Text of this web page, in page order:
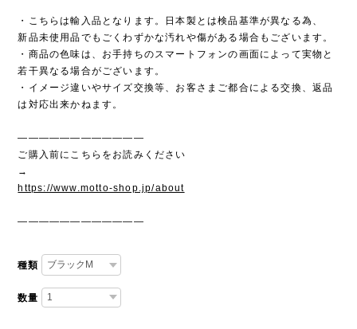
・こちらは輸入品となります。日本製とは検品基準が異なる為、
新品未使用品でもごくわずかな汚れや傷がある場合もございます。
・商品の色味は、お手持ちのスマートフォンの画面によって実物と
若干異なる場合がございます。
・イメージ違いやサイズ交換等、お客さまご都合による交換、返品
は対応出来かねます。
————————————
ご購入前にこちらをお読みください
→
https://www.motto-shop.jp/about
————————————
種類
数量